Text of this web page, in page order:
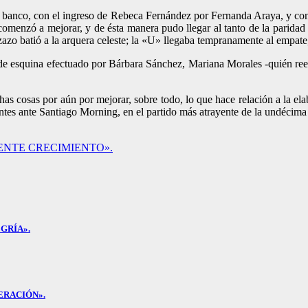
con el ingreso de Rebeca Fernández por Fernanda Araya, y
a mejorar, y de ésta manera pudo llegar al tanto de la
batió a la arquera celeste; la «U» llegaba tempranamente al
esquina efectuado por Bárbara Sánchez, Mariana Morales -quién
cosas por aún por mejorar, sobre todo, lo que hace relación a la
ante Santiago Morning, en el partido más atrayente de la
CRECIMIENTO».